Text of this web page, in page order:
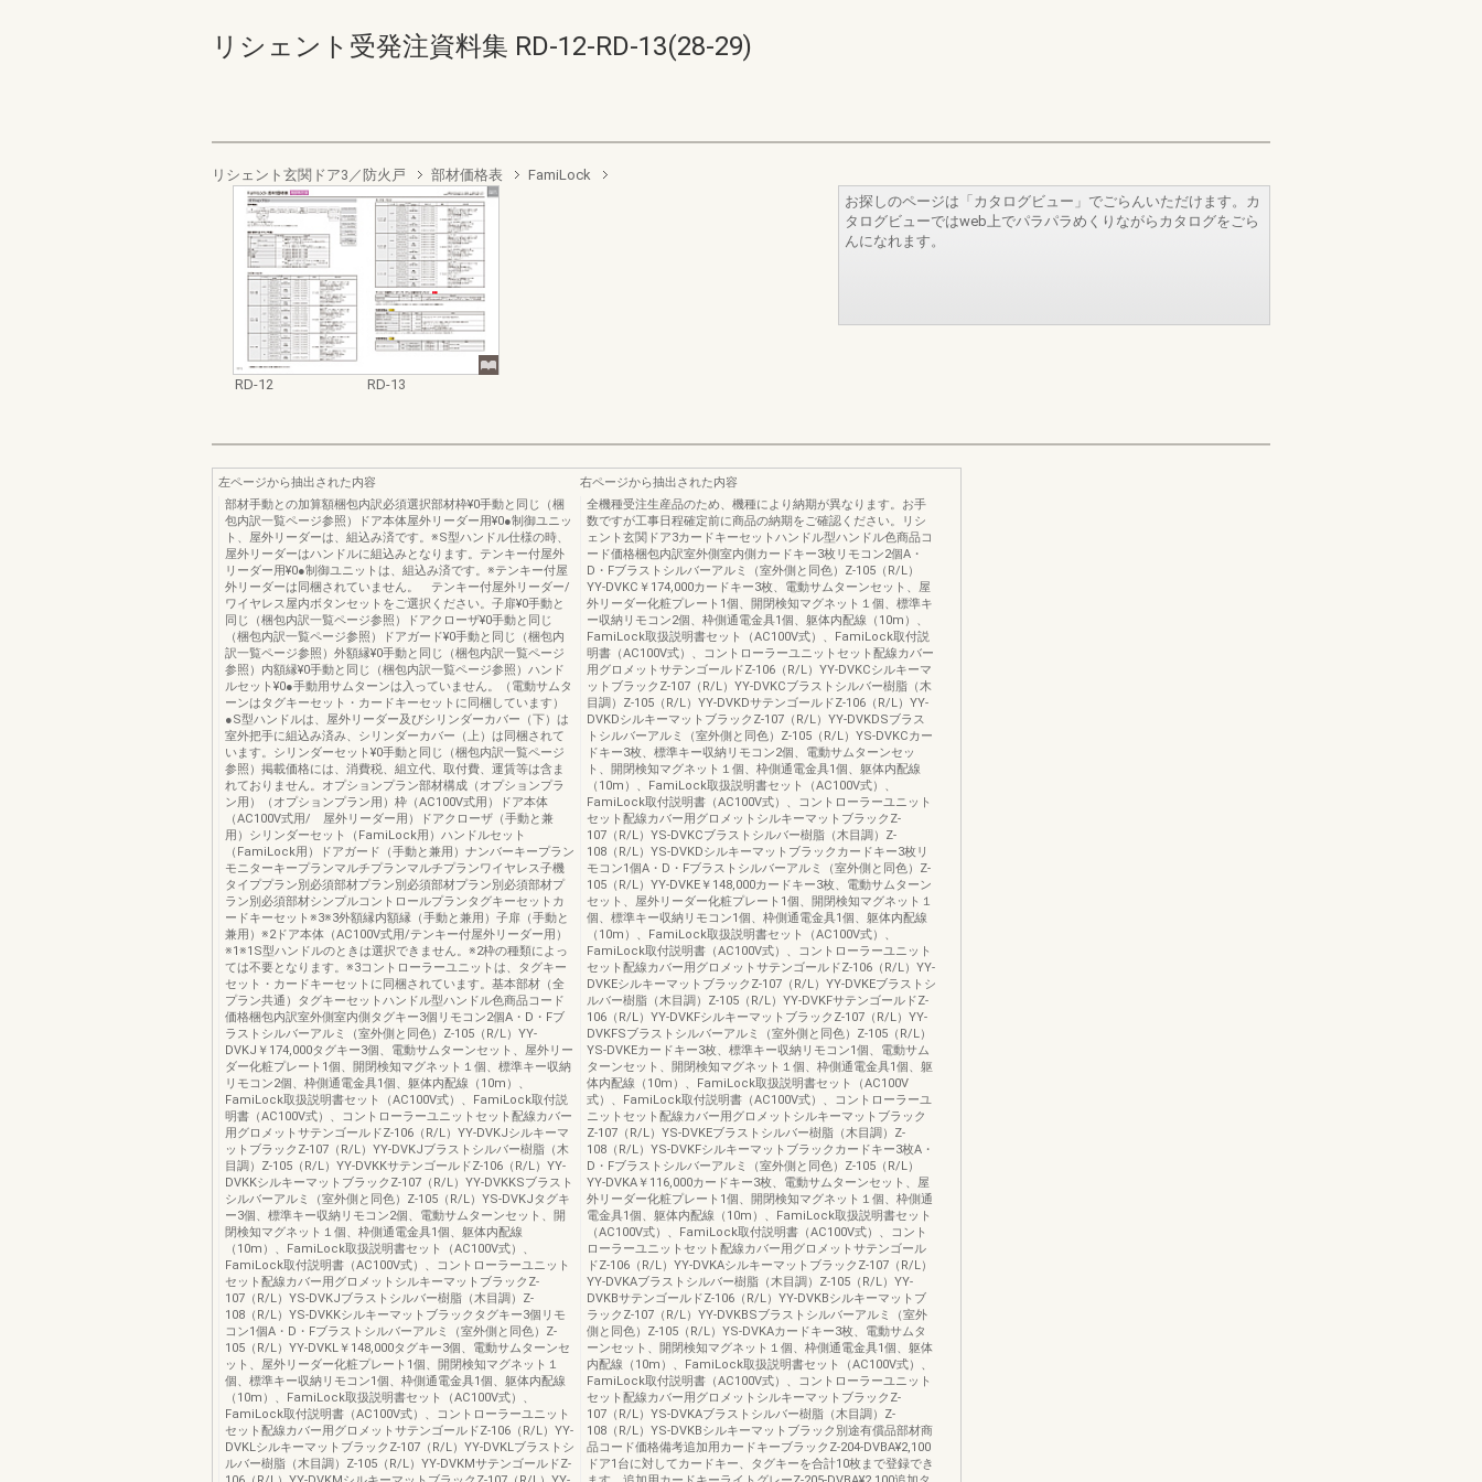
リシェント受発注資料集 RD-12-RD-13(28-29)
リシェント玄関ドア3／防火戸 部材価格表 FamiLock
RD-12 RD-13
お探しのページは「カタログビュー」でごらんいただけます。カ
タログビューではweb上でパラパラめくりながらカタログをごら
んになれます。
左ページから抽出された内容
部材手動との加算額梱包内訳必須選択部材枠¥0手動と同じ（梱
包内訳一覧ページ参照）ドア本体屋外リーダー用¥0●制御ユニッ
ト、屋外リーダーは、組込み済です。※S型ハンドル仕様の時、
屋外リーダーはハンドルに組込みとなります。テンキー付屋外
リーダー用¥0●制御ユニットは、組込み済です。※テンキー付屋
外リーダーは同梱されていません。 テンキー付屋外リーダー/
ワイヤレス屋内ボタンセットをご選択ください。子扉¥0手動と
同じ（梱包内訳一覧ページ参照）ドアクローザ¥0手動と同じ
（梱包内訳一覧ページ参照）ドアガード¥0手動と同じ（梱包内
訳一覧ページ参照）外額縁¥0手動と同じ（梱包内訳一覧ページ
参照）内額縁¥0手動と同じ（梱包内訳一覧ページ参照）ハンド
ルセット¥0●手動用サムターンは入っていません。（電動サムタ
ーンはタグキーセット・カードキーセットに同梱しています）
●S型ハンドルは、屋外リーダー及びシリンダーカバー（下）は
室外把手に組込み済み、シリンダーカバー（上）は同梱されて
います。シリンダーセット¥0手動と同じ（梱包内訳一覧ページ
参照）掲載価格には、消費税、組立代、取付費、運賃等は含ま
れておりません。オプションプラン部材構成（オプションプラ
ン用）（オプションプラン用）枠（AC100V式用）ドア本体
（AC100V式用/ 屋外リーダー用）ドアクローザ（手動と兼
用）シリンダーセット（FamiLock用）ハンドルセット
（FamiLock用）ドアガード（手動と兼用）ナンバーキープラン
モニターキープランマルチプランマルチプランワイヤレス子機
タイププラン別必須部材プラン別必須部材プラン別必須部材プ
ラン別必須部材シンプルコントロールプランタグキーセットカ
ードキーセット※3※3外額縁内額縁（手動と兼用）子扉（手動と
兼用）※2ドア本体（AC100V式用/テンキー付屋外リーダー用）
※1※1S型ハンドルのときは選択できません。※2枠の種類によっ
ては不要となります。※3コントローラーユニットは、タグキー
セット・カードキーセットに同梱されています。基本部材（全
プラン共通）タグキーセットハンドル型ハンドル色商品コード
価格梱包内訳室外側室内側タグキー3個リモコン2個A・D・Fブ
ラストシルバーアルミ（室外側と同色）Z-105（R/L）YY-
DVKJ￥174,000タグキー3個、電動サムターンセット、屋外リー
ダー化粧プレート1個、開閉検知マグネット１個、標準キー収納
リモコン2個、枠側通電金具1個、躯体内配線（10m）、
FamiLock取扱説明書セット（AC100V式）、FamiLock取付説
明書（AC100V式）、コントローラーユニットセット配線カバー
用グロメットサテンゴールドZ-106（R/L）YY-DVKJシルキーマ
ットブラックZ-107（R/L）YY-DVKJブラストシルバー樹脂（木
目調）Z-105（R/L）YY-DVKKサテンゴールドZ-106（R/L）YY-
DVKKシルキーマットブラックZ-107（R/L）YY-DVKKSブラスト
シルバーアルミ（室外側と同色）Z-105（R/L）YS-DVKJタグキ
ー3個、標準キー収納リモコン2個、電動サムターンセット、開
閉検知マグネット１個、枠側通電金具1個、躯体内配線
（10m）、FamiLock取扱説明書セット（AC100V式）、
FamiLock取付説明書（AC100V式）、コントローラーユニット
セット配線カバー用グロメットシルキーマットブラックZ-
107（R/L）YS-DVKJブラストシルバー樹脂（木目調）Z-
108（R/L）YS-DVKKシルキーマットブラックタグキー3個リモ
コン1個A・D・Fブラストシルバーアルミ（室外側と同色）Z-
105（R/L）YY-DVKL￥148,000タグキー3個、電動サムターンセ
ット、屋外リーダー化粧プレート1個、開閉検知マグネット１
個、標準キー収納リモコン1個、枠側通電金具1個、躯体内配線
（10m）、FamiLock取扱説明書セット（AC100V式）、
FamiLock取付説明書（AC100V式）、コントローラーユニット
セット配線カバー用グロメットサテンゴールドZ-106（R/L）YY-
DVKLシルキーマットブラックZ-107（R/L）YY-DVKLブラストシ
ルバー樹脂（木目調）Z-105（R/L）YY-DVKMサテンゴールドZ-
右ページから抽出された内容
全機種受注生産品のため、機種により納期が異なります。お手
数ですが工事日程確定前に商品の納期をご確認ください。リシ
ェント玄関ドア3カードキーセットハンドル型ハンドル色商品コ
ード価格梱包内訳室外側室内側カードキー3枚リモコン2個A・
D・Fブラストシルバーアルミ（室外側と同色）Z-105（R/L）
YY-DVKC￥174,000カードキー3枚、電動サムターンセット、屋
外リーダー化粧プレート1個、開閉検知マグネット１個、標準キ
ー収納リモコン2個、枠側通電金具1個、躯体内配線（10m）、
FamiLock取扱説明書セット（AC100V式）、FamiLock取付説
明書（AC100V式）、コントローラーユニットセット配線カバー
用グロメットサテンゴールドZ-106（R/L）YY-DVKCシルキーマ
ットブラックZ-107（R/L）YY-DVKCブラストシルバー樹脂（木
目調）Z-105（R/L）YY-DVKDサテンゴールドZ-106（R/L）YY-
DVKDシルキーマットブラックZ-107（R/L）YY-DVKDSブラス
トシルバーアルミ（室外側と同色）Z-105（R/L）YS-DVKCカー
ドキー3枚、標準キー収納リモコン2個、電動サムターンセッ
ト、開閉検知マグネット１個、枠側通電金具1個、躯体内配線
（10m）、FamiLock取扱説明書セット（AC100V式）、
FamiLock取付説明書（AC100V式）、コントローラーユニット
セット配線カバー用グロメットシルキーマットブラックZ-
107（R/L）YS-DVKCブラストシルバー樹脂（木目調）Z-
108（R/L）YS-DVKDシルキーマットブラックカードキー3枚リ
モコン1個A・D・Fブラストシルバーアルミ（室外側と同色）Z-
105（R/L）YY-DVKE￥148,000カードキー3枚、電動サムターン
セット、屋外リーダー化粧プレート1個、開閉検知マグネット１
個、標準キー収納リモコン1個、枠側通電金具1個、躯体内配線
（10m）、FamiLock取扱説明書セット（AC100V式）、
FamiLock取付説明書（AC100V式）、コントローラーユニット
セット配線カバー用グロメットサテンゴールドZ-106（R/L）YY-
DVKEシルキーマットブラックZ-107（R/L）YY-DVKEブラストシ
ルバー樹脂（木目調）Z-105（R/L）YY-DVKFサテンゴールドZ-
106（R/L）YY-DVKFシルキーマットブラックZ-107（R/L）YY-
DVKFSブラストシルバーアルミ（室外側と同色）Z-105（R/L）
YS-DVKEカードキー3枚、標準キー収納リモコン1個、電動サム
ターンセット、開閉検知マグネット１個、枠側通電金具1個、躯
体内配線（10m）、FamiLock取扱説明書セット（AC100V
式）、FamiLock取付説明書（AC100V式）、コントローラーユ
ニットセット配線カバー用グロメットシルキーマットブラック
Z-107（R/L）YS-DVKEブラストシルバー樹脂（木目調）Z-
108（R/L）YS-DVKFシルキーマットブラックカードキー3枚A・
D・Fブラストシルバーアルミ（室外側と同色）Z-105（R/L）
YY-DVKA￥116,000カードキー3枚、電動サムターンセット、屋
外リーダー化粧プレート1個、開閉検知マグネット１個、枠側通
電金具1個、躯体内配線（10m）、FamiLock取扱説明書セット
（AC100V式）、FamiLock取付説明書（AC100V式）、コント
ローラーユニットセット配線カバー用グロメットサテンゴール
ドZ-106（R/L）YY-DVKAシルキーマットブラックZ-107（R/L）
YY-DVKAブラストシルバー樹脂（木目調）Z-105（R/L）YY-
DVKBサテンゴールドZ-106（R/L）YY-DVKBシルキーマットブ
ラックZ-107（R/L）YY-DVKBSブラストシルバーアルミ（室外
側と同色）Z-105（R/L）YS-DVKAカードキー3枚、電動サムタ
ーンセット、開閉検知マグネット１個、枠側通電金具1個、躯体
内配線（10m）、FamiLock取扱説明書セット（AC100V式）、
FamiLock取付説明書（AC100V式）、コントローラーユニット
セット配線カバー用グロメットシルキーマットブラックZ-
107（R/L）YS-DVKAブラストシルバー樹脂（木目調）Z-
108（R/L）YS-DVKBシルキーマットブラック別途有償品部材商
品コード価格備考追加用カードキーブラックZ-204-DVBA¥2,100
ドア1台に対してカードキー、タグキーを合計10枚まで登録でき